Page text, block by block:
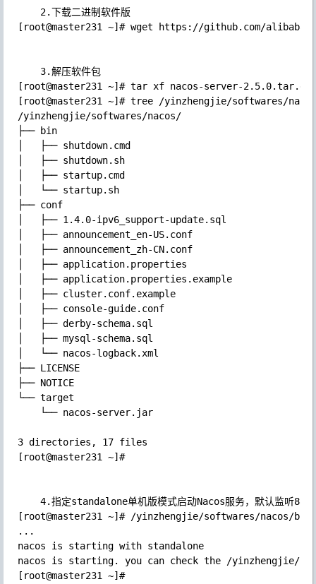
[root@master231 ~]# wget https://github.com/
[root@master231 ~]# tar xf nacos-server-
[root@master231 ~]# tree /yinzhengjie/softwares/
/yinzhengjie/softwares/nacos/
├── bin
│   ├── shutdown.cmd
│   ├── shutdown.sh
│   ├── startup.cmd
│   └── startup.sh
├── conf
│   ├── 1.4.0-ipv6_support-update.sql
│   ├── announcement_en-US.conf
│   ├── announcement_zh-CN.conf
│   ├── application.properties
│   ├── application.properties.example
│   ├── cluster.conf.example
│   ├── console-guide.conf
│   ├── derby-schema.sql
│   ├── mysql-schema.sql
│   └── nacos-logback.xml
├── LICENSE
├── NOTICE
└── target
    └── nacos-server.jar
3 directories, 17 files
[root@master231 ~]#
[root@master231 ~]# /yinzhengjie/softwares/nacos/
...
nacos is starting with standalone
nacos is starting. you can check the /yinzhengjie/
[root@master231 ~]#